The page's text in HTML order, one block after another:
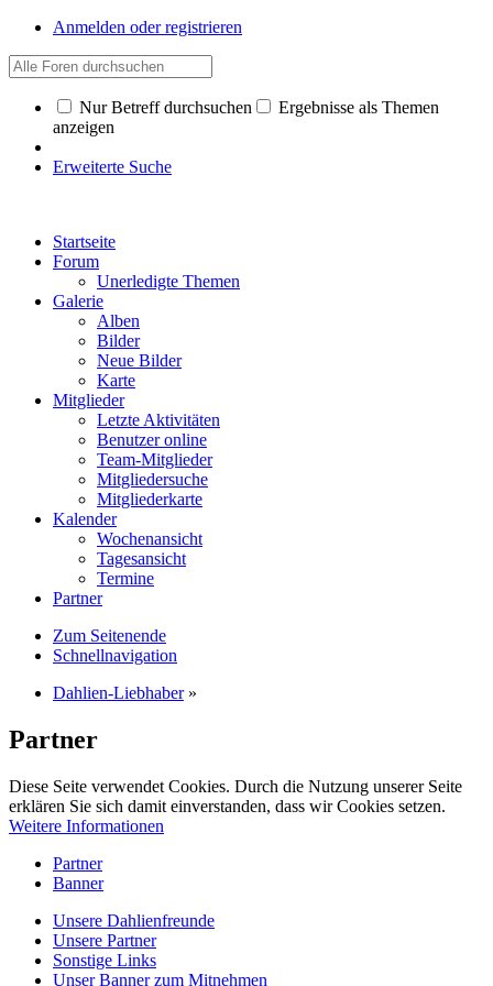
Anmelden oder registrieren
Nur Betreff durchsuchen
Ergebnisse als Themen
anzeigen
Erweiterte Suche
Startseite
Forum
Unerledigte Themen
Galerie
Alben
Bilder
Neue Bilder
Karte
Mitglieder
Letzte Aktivitäten
Benutzer online
Team-Mitglieder
Mitgliedersuche
Mitgliederkarte
Kalender
Wochenansicht
Tagesansicht
Termine
Partner
Zum Seitenende
Schnellnavigation
Dahlien-Liebhaber »
Partner
Diese Seite verwendet Cookies. Durch die Nutzung unserer Seite
erklären Sie sich damit einverstanden, dass wir Cookies setzen.
Weitere Informationen
Partner
Banner
Unsere Dahlienfreunde
Unsere Partner
Sonstige Links
Unser Banner zum Mitnehmen